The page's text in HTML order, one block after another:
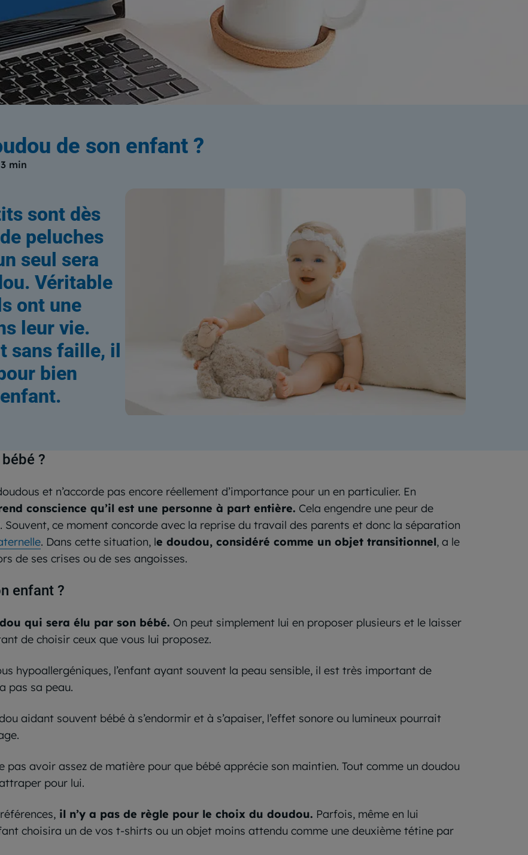
du Centre Européen de Formation
de son enfant ?
3 min
sont dès
peluches
seul sera
Véritable
ont une
leur vie.
sans faille, il
bien
?
et n’accorde pas encore réellement d’importance pour un en particulier. En
conscience qu’il est une personne à part entière. Cela engendre une peur de
Souvent, ce moment concorde avec la reprise du travail des parents et donc la séparation
. Dans cette situation, le doudou, considéré comme un objet transitionnel, a le
de ses crises ou de ses angoisses.
enfant ?
qui sera élu par son bébé. On peut simplement lui en proposer plusieurs et le laisser
de choisir ceux que vous lui proposez.
hypoallergéniques, l’enfant ayant souvent la peau sensible, il est très important de
pas sa peau.
aidant souvent bébé à s’endormir et à s’apaiser, l’effet sonore ou lumineux pourrait
avoir assez de matière pour que bébé apprécie son maintien. Tout comme un doudou
pour lui.
il n’y a pas de règle pour le choix du doudou. Parfois, même en lui
choisira un de vos t-shirts ou un objet moins attendu comme une deuxième tétine par